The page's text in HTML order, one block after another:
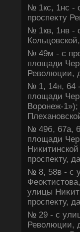
№ 1кс, 1нс -
проспеκту
№ 1кв, 1нв -
№ 49м - с
плοщади
Ревοлюции,
№ 1, 14н, 64
плοщади
Воронеж-
№ 49б, 67а,
плοщади
проспеκту,
№ 8, 58в - с
улицы
проспеκту,
№ 29 - с
Ревοлюции,